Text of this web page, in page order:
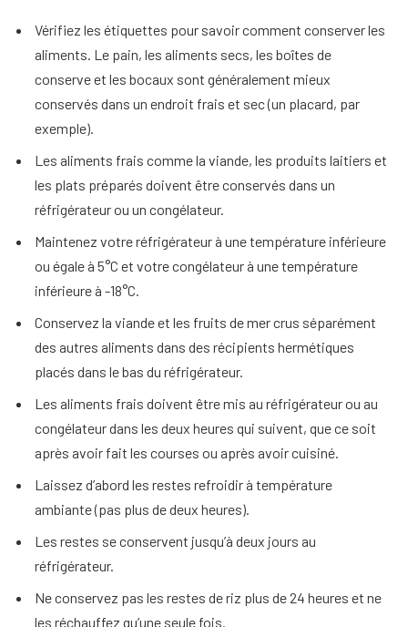
Vérifiez les étiquettes pour savoir comment conserver les
aliments. Le pain, les aliments secs, les boîtes de
conserve et les bocaux sont généralement mieux
conservés dans un endroit frais et sec (un placard, par
exemple).
Les aliments frais comme la viande, les produits laitiers et
les plats préparés doivent être conservés dans un
réfrigérateur ou un congélateur.
Maintenez votre réfrigérateur à une température inférieure
ou égale à 5°C et votre congélateur à une température
inférieure à -18°C.
Conservez la viande et les fruits de mer crus séparément
des autres aliments dans des récipients hermétiques
placés dans le bas du réfrigérateur.
Les aliments frais doivent être mis au réfrigérateur ou au
congélateur dans les deux heures qui suivent, que ce soit
après avoir fait les courses ou après avoir cuisiné.
Laissez d’abord les restes refroidir à température
ambiante (pas plus de deux heures).
Les restes se conservent jusqu’à deux jours au
réfrigérateur.
Ne conservez pas les restes de riz plus de 24 heures et ne
les réchauffez qu’une seule fois.